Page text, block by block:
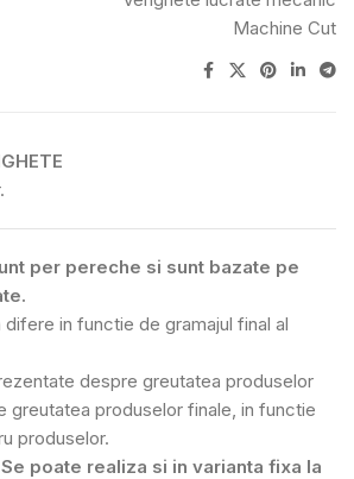
Machine Cut
per pereche si sunt bazate pe
in functie de gramajul final al
despre greutatea produselor
greutatea produselor finale, in functie
produselor.
poate realiza si in varianta fixa la